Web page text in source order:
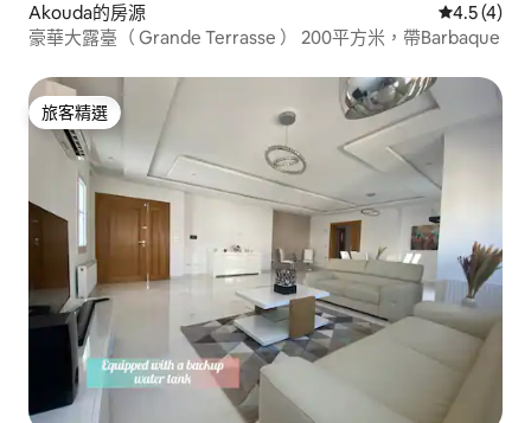
Akouda的房源 從 4 則評
4.5 (4)
豪華大露臺（ Grande Terrasse ） 200平方米，帶Barbaque
旅客精選
旅客精選